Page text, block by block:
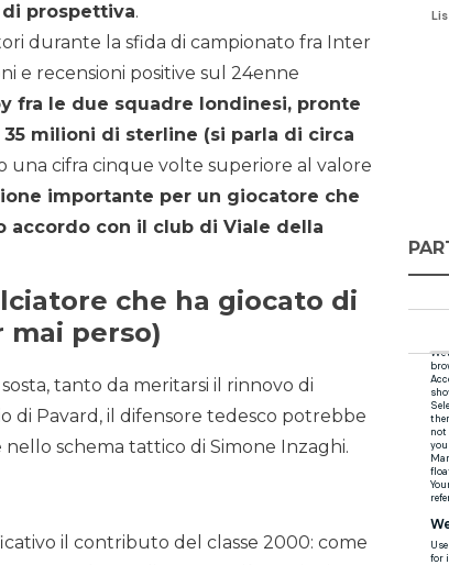
prospettiva.
durante la sfida di campionato fra Inter
e recensioni positive sul 24enne
fra le due squadre londinesi, pronte
milioni di sterline (si parla di circa
una cifra cinque volte superiore al valore
importante per un giocatore che
accordo con il club di Viale della
che ha giocato di
mai perso)
tanto da meritarsi il rinnovo di
di Pavard, il difensore tedesco potrebbe
schema tattico di Simone Inzaghi.
il contributo del classe 2000: come